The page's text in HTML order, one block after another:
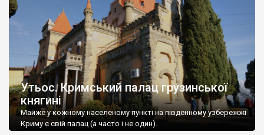
Утьос. Кримський палац грузинської
княгині
Майже у кожному населеному пункті на південному узбережжі
Криму є свій палац (а часто і не один).